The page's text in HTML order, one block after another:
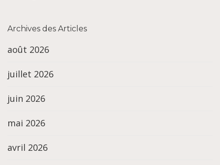
Archives des Articles
août 2026
juillet 2026
juin 2026
mai 2026
avril 2026